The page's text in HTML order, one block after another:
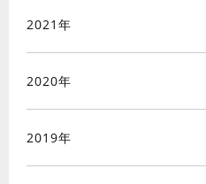
2021年
2020年
2019年